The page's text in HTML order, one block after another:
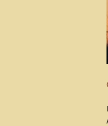
Валерий
Виктор